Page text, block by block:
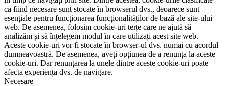
ca fiind necesare sunt stocate în browserul dvs., deoarece sunt
esențiale pentru funcționarea funcționalităților de bază ale site-ului
web. De asemenea, folosim cookie-uri terțe care ne ajută să
analizăm și să înțelegem modul în care utilizați acest site web.
Aceste cookie-uri vor fi stocate în browser-ul dvs. numai cu acordul
dumneavoastră. De asemenea, aveți opțiunea de a renunța la aceste
cookie-uri. Dar renunțarea la unele dintre aceste cookie-uri poate
afecta experiența dvs. de navigare.
Necesare